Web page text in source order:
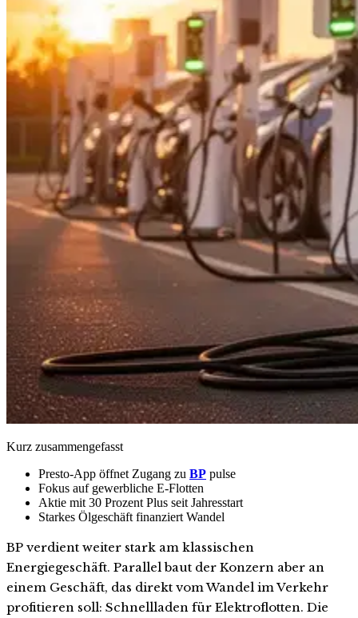
Kurz zusammengefasst
Presto-App öffnet Zugang zu BP pulse
Fokus auf gewerbliche E-Flotten
Aktie mit 30 Prozent Plus seit Jahresstart
Starkes Ölgeschäft finanziert Wandel
BP verdient weiter stark am klassischen
Energiegeschäft. Parallel baut der Konzern aber an
einem Geschäft, das direkt vom Wandel im Verkehr
profitieren soll: Schnellladen für Elektroflotten. Die